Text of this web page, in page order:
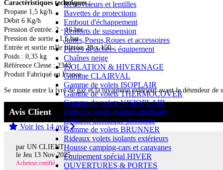
Rétroviseurs et lentilles
Bavettes de protections
Embout d'échappement
Renforts de suspension
Jantes,Pneus,Roues et accessoires
Pièces détachées équipement
Chaînes neige
ISOLATION & HIVERNAGE
Gamme CLAIRVAL
Gamme de volets ISOPLAIR
Gamme de volets THERMOCOVER
Gamme de volets VISIOPLAIR
Rideaux volets isolants intérieurs
Isolation thermique phonique
Gamme de volets BRUNNER
Rideaux volets isolants extérieurs
Housse camping-cars et caravanes
Equipement spécial HIVER
OUVERTURES & PORTES
Caractéristiques techniques :
Propane 1,5 kg/h.
Débit 6 Kg/h
Pression d'entrée: 2 - 16 bar
Pression de sortie : 1,5 bar
Entrée et sortie mâle filetées 20 x 150.
Poids : 0,35 kg
Référence Clesse : 2343
Produit Fabriqué en France
Se monte entre la lyre de gaz et la tuyauterie extérieur avant le détendeur de
Avis Client
Voir les 14 avis
par UN CLIENT
le Jeu 13 Nov 2025
Acheteur certifié